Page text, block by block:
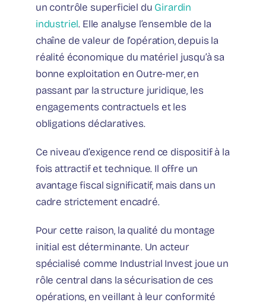
un contrôle superficiel du Girardin
industriel. Elle analyse l’ensemble de la
chaîne de valeur de l’opération, depuis la
réalité économique du matériel jusqu’à sa
bonne exploitation en Outre-mer, en
passant par la structure juridique, les
engagements contractuels et les
obligations déclaratives.
Ce niveau d’exigence rend ce dispositif à la
fois attractif et technique. Il offre un
avantage fiscal significatif, mais dans un
cadre strictement encadré.
Pour cette raison, la qualité du montage
initial est déterminante. Un acteur
spécialisé comme Industrial Invest joue un
rôle central dans la sécurisation de ces
opérations, en veillant à leur conformité